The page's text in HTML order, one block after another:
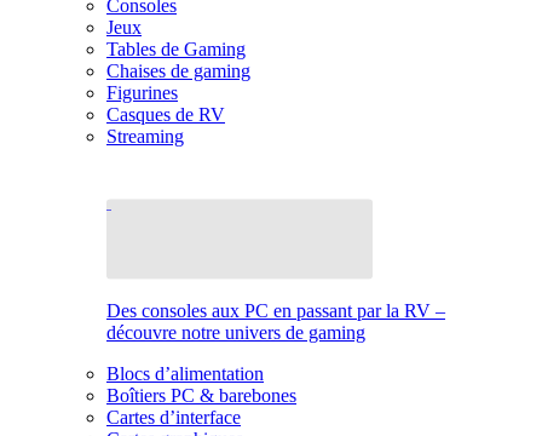
Consoles
Jeux
Tables de Gaming
Chaises de gaming
Figurines
Casques de RV
Streaming
Des consoles aux PC en passant par la RV –
découvre notre univers de gaming
Blocs d’alimentation
Boîtiers PC & barebones
Cartes d’interface